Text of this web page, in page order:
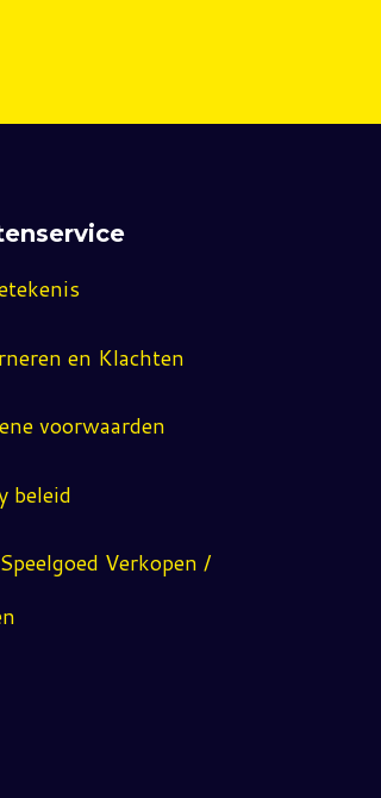
en Klachten
voorwaarden
beleid
Verkopen /